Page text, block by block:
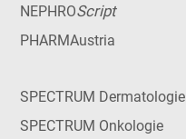
NEPHROScript
PHARMAustria
SPECTRUM Dermatologie
SPECTRUM Onkologie